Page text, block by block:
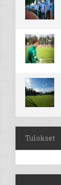
Tulokset